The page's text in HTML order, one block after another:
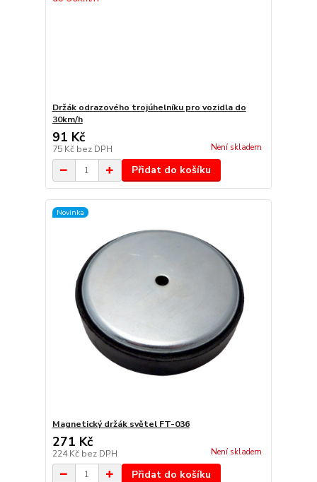
Držák odrazového trojúhelníku pro vozidla do
30km/h
91 Kč
75 Kč bez DPH Není skladem
Přidat do košíku
Novinka
Magnetický držák světel FT-036
271 Kč
224 Kč bez DPH Není skladem
Přidat do košíku